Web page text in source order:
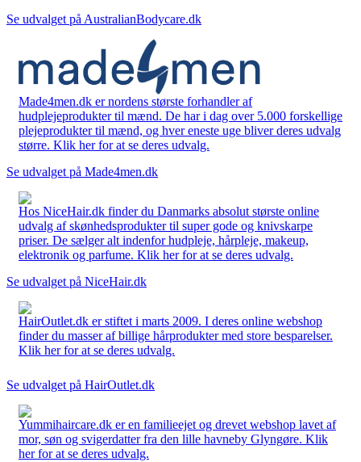
Se udvalget på AustralianBodycare.dk
Made4men.dk er nordens største forhandler af
hudplejeprodukter til mænd. De har i dag over 5.000 forskellige
plejeprodukter til mænd, og hver eneste uge bliver deres udvalg
større. Klik her for at se deres udvalg.
Se udvalget på Made4men.dk
Hos NiceHair.dk finder du Danmarks absolut største online
udvalg af skønhedsprodukter til super gode og knivskarpe
priser. De sælger alt indenfor hudpleje, hårpleje, makeup,
elektronik og parfume. Klik her for at se deres udvalg.
Se udvalget på NiceHair.dk
HairOutlet.dk er stiftet i marts 2009. I deres online webshop
finder du masser af billige hårprodukter med store besparelser.
Klik her for at se deres udvalg.
Se udvalget på HairOutlet.dk
Yummihaircare.dk er en familieejet og drevet webshop lavet af
mor, søn og svigerdatter fra den lille havneby Glyngøre. Klik
her for at se deres udvalg.